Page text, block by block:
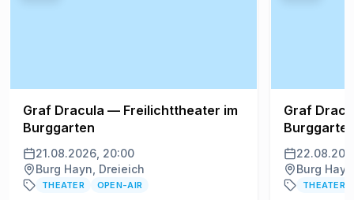
Graf Dracula — Freilichttheater im
Burggarten
21.08.2026, 20:00
Burg Hayn, Dreieich
THEATER OPEN-AIR
Graf
Burg
THEATER